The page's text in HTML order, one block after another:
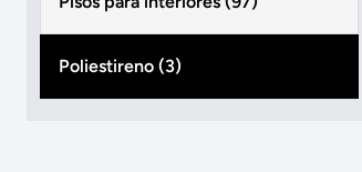
Poliestireno (3)